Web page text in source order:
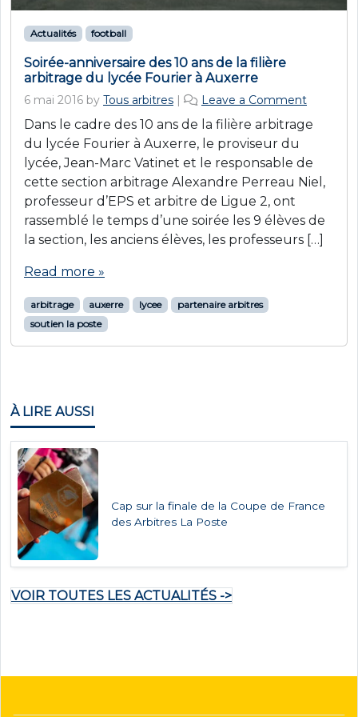
Actualités football
Soirée-anniversaire des 10 ans de la filière
arbitrage du lycée Fourier à Auxerre
6 mai 2016 by Tous arbitres | Leave a Comment
Dans le cadre des 10 ans de la filière arbitrage
du lycée Fourier à Auxerre, le proviseur du
lycée, Jean-Marc Vatinet et le responsable de
cette section arbitrage Alexandre Perreau Niel,
professeur d’EPS et arbitre de Ligue 2, ont
rassemblé le temps d’une soirée les 9 élèves de
la section, les anciens élèves, les professeurs […]
Read more »
arbitrage auxerre lycee
partenaire arbitres
soutien la poste
À LIRE AUSSI
Cap sur la finale de la Coupe de France
des Arbitres La Poste
VOIR TOUTES LES ACTUALITÉS ->